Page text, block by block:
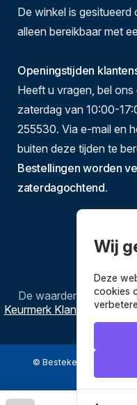
De winkel is gesitueerd
alleen bereikbaar met
Openingstijden
Heeft u vragen, bel
zaterdag van 10:00-
255530. Via e-mail en
buiten deze tijden te
Bestellingen worden
zaterdagochtend.
De waardering van
Keurmerk
© Bestekenpannen.nl
Wij
Deze
cookies